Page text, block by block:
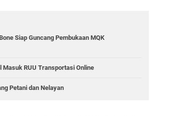
Siap Guncang Pembukaan MQK
RUU Transportasi Online
Petani dan Nelayan